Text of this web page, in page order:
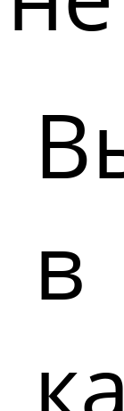
в